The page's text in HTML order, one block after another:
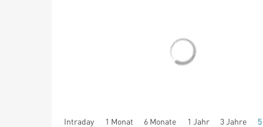
Intraday 1 Monat 6 Monate 1 Jahr 3 Jahre